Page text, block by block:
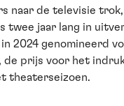
naar de televisie
twee jaar lang in
2024 genomineerd
de prijs voor het
theaterseizoen.